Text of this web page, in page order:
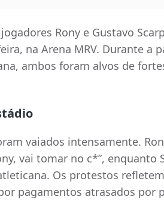
Rony e Gustavo
na Arena MRV. Durante a
ambos foram alvos de
vaiados intensamente.
vai tomar no c*”, enquanto
Os protestos
pagamentos atrasados por